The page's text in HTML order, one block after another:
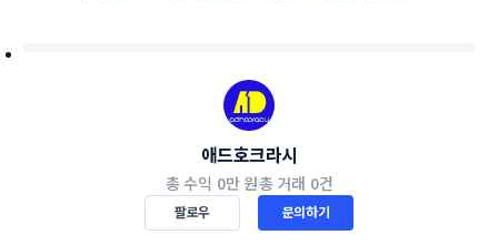
애드호크라시
총 수익 0만 원총 거래 0건
팔로우 문의하기